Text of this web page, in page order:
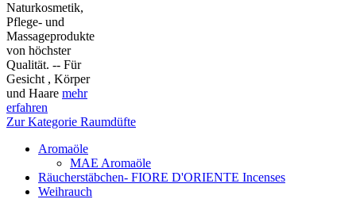
Naturkosmetik,
Pflege- und
Massageprodukte
von höchster
Qualität. -- Für
Gesicht , Körper
und Haare mehr
erfahren
Zur Kategorie Raumdüfte
Aromaöle
MAE Aromaöle
Räucherstäbchen- FIORE D'ORIENTE Incenses
Weihrauch